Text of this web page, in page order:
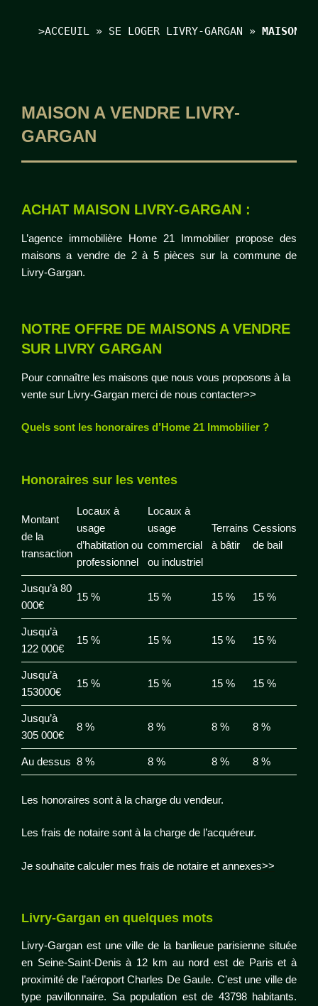
>ACCEUIL » SE LOGER LIVRY-GARGAN » MAISON A
MAISON A VENDRE LIVRY-
GARGAN
ACHAT MAISON LIVRY-GARGAN :
L’agence immobilière Home 21 Immobilier propose des
maisons a vendre de 2 à 5 pièces sur la commune de
Livry-Gargan.
NOTRE OFFRE DE MAISONS A VENDRE
SUR LIVRY GARGAN
Pour connaître les maisons que nous vous proposons à la
vente sur Livry-Gargan merci de nous contacter>>
Quels sont les honoraires d’Home 21 Immobilier ?
Honoraires sur les ventes
Montant
de la
transaction
Locaux à
usage
d’habitation ou
professionnel
Locaux à
usage
commercial
ou industriel
Terrains
à bâtir
Cessions
de bail
Jusqu’à 80
000€
15 % 15 % 15 % 15 %
Jusqu’à
122 000€
15 % 15 % 15 % 15 %
Jusqu’à
153000€
15 % 15 % 15 % 15 %
Jusqu’à
305 000€
8 % 8 % 8 % 8 %
Au dessus 8 % 8 % 8 % 8 %
Les honoraires sont à la charge du vendeur.
Les frais de notaire sont à la charge de l’acquéreur.
Je souhaite calculer mes frais de notaire et annexes>>
Livry-Gargan en quelques mots
Livry-Gargan est une ville de la banlieue parisienne située
en Seine-Saint-Denis à 12 km au nord est de Paris et à
proximité de l’aéroport Charles De Gaule. C’est une ville de
type pavillonnaire. Sa population est de 43798 habitants.